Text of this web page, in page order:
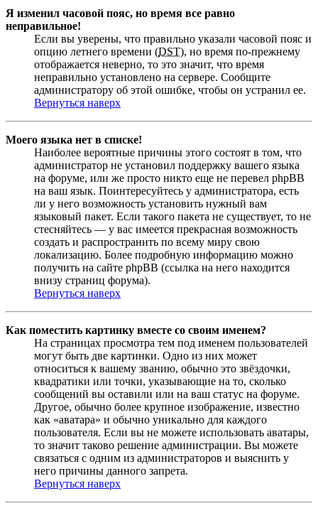
Я изменил часовой пояс, но время все равно
неправильное!
Если вы уверены, что правильно указали часовой пояс и
опцию летнего времени (DST), но время по-прежнему
отображается неверно, то это значит, что время
неправильно установлено на сервере. Сообщите
администратору об этой ошибке, чтобы он устранил ее.
Вернуться наверх
Моего языка нет в списке!
Наиболее вероятные причины этого состоят в том, что
администратор не установил поддержку вашего языка
на форуме, или же просто никто еще не перевел phpBB
на ваш язык. Поинтересуйтесь у администратора, есть
ли у него возможность установить нужный вам
языковый пакет. Если такого пакета не существует, то не
стесняйтесь — у вас имеется прекрасная возможность
создать и распространить по всему миру свою
локализацию. Более подробную информацию можно
получить на сайте phpBB (ссылка на него находится
внизу страниц форума).
Вернуться наверх
Как поместить картинку вместе со своим именем?
На страницах просмотра тем под именем пользователей
могут быть две картинки. Одно из них может
относиться к вашему званию, обычно это звёздочки,
квадратики или точки, указывающие на то, сколько
сообщений вы оставили или на ваш статус на форуме.
Другое, обычно более крупное изображение, известно
как «аватара» и обычно уникально для каждого
пользователя. Если вы не можете использовать аватары,
то значит таково решение администрации. Вы можете
связаться с одним из администраторов и выяснить у
него причины данного запрета.
Вернуться наверх